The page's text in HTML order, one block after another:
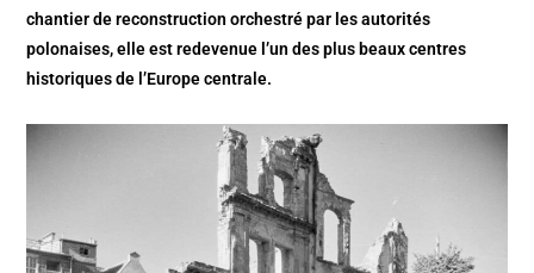
chantier de reconstruction orchestré par les autorités
polonaises, elle est redevenue l’un des plus beaux centres
historiques de l’Europe centrale.